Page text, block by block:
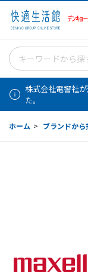
株式会社電響社
た。
ホーム > ブランドから